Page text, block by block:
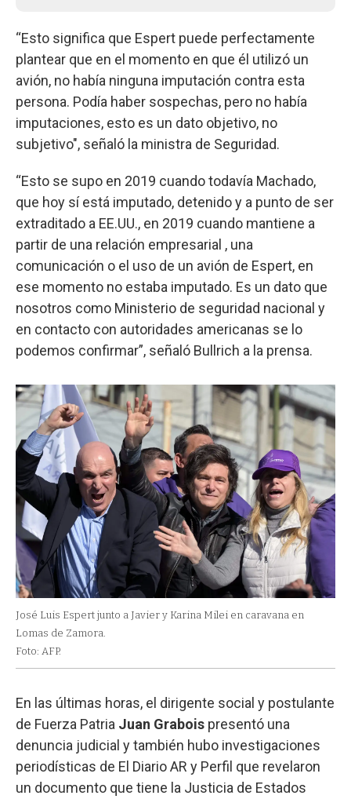
“Esto significa que Espert puede perfectamente
plantear que en el momento en que él utilizó un
avión, no había ninguna imputación contra esta
persona. Podía haber sospechas, pero no había
imputaciones, esto es un dato objetivo, no
subjetivo", señaló la ministra de Seguridad.
“Esto se supo en 2019 cuando todavía Machado,
que hoy sí está imputado, detenido y a punto de ser
extraditado a EE.UU., en 2019 cuando mantiene a
partir de una relación empresarial , una
comunicación o el uso de un avión de Espert, en
ese momento no estaba imputado. Es un dato que
nosotros como Ministerio de seguridad nacional y
en contacto con autoridades americanas se lo
podemos confirmar”, señaló Bullrich a la prensa.
José Luis Espert junto a Javier y Karina Milei en caravana en
Lomas de Zamora.
Foto: AFP.
En las últimas horas, el dirigente social y postulante
de Fuerza Patria Juan Grabois presentó una
denuncia judicial y también hubo investigaciones
periodísticas de El Diario AR y Perfil que revelaron
un documento que tiene la Justicia de Estados